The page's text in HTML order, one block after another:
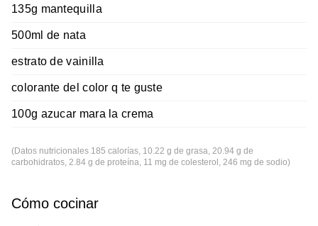
135g mantequilla
500ml de nata
estrato de vainilla
colorante del color q te guste
100g azucar mara la crema
(Datos nutricionales 185 calorías, 10.22 g de grasa, 20.94 g de
carbohidratos, 2.84 g de proteína, 11 mg de colesterol, 246 mg de sodio)
Cómo cocinar